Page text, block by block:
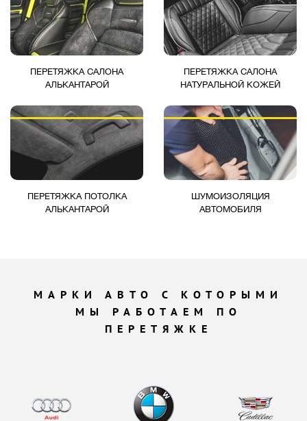
ПЕРЕТЯЖКА САЛОНА
АЛЬКАНТАРОЙ
ПЕРЕТЯЖКА САЛОНА
НАТУРАЛЬНОЙ КОЖЕЙ
ПЕРЕТЯЖКА ПОТОЛКА
АЛЬКАНТАРОЙ
ШУМОИЗОЛЯЦИЯ
АВТОМОБИЛЯ
МАРКИ АВТО С КОТОРЫМИ
МЫ РАБОТАЕМ ПО
ПЕРЕТЯЖКЕ